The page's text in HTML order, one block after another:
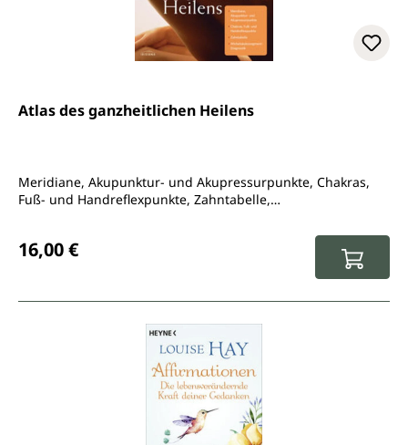
Atlas des ganzheitlichen Heilens
Meridiane, Akupunktur- und Akupressurpunkte, Chakras,
Fuß- und Handreflexpunkte, Zahntabelle,
16,00 €